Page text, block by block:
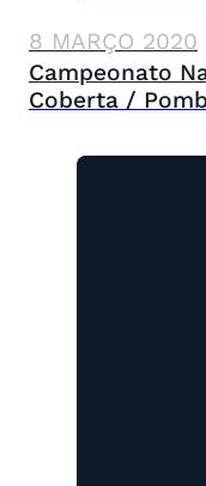
8 MARÇO 2020
Campeonato
Coberta /